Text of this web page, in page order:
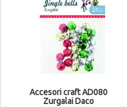
Accesori craft AD080
Zurgalai Daco